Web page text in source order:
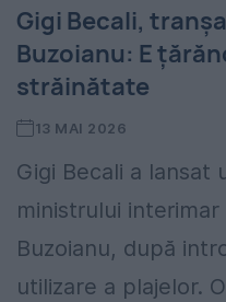
Gigi Becali,
Buzoianu: E
străinătate
13 MAI 2026
Gigi Becali a lansat
ministrului
Buzoianu, după
utilizare a plajelor.